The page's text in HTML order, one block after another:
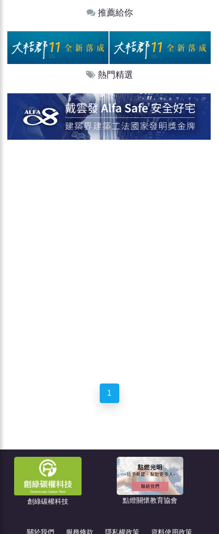
推薦給你
熱門精選
1
點燈關懷教育協會
關於我們 服務條款 隱私權政策 資料使用政策